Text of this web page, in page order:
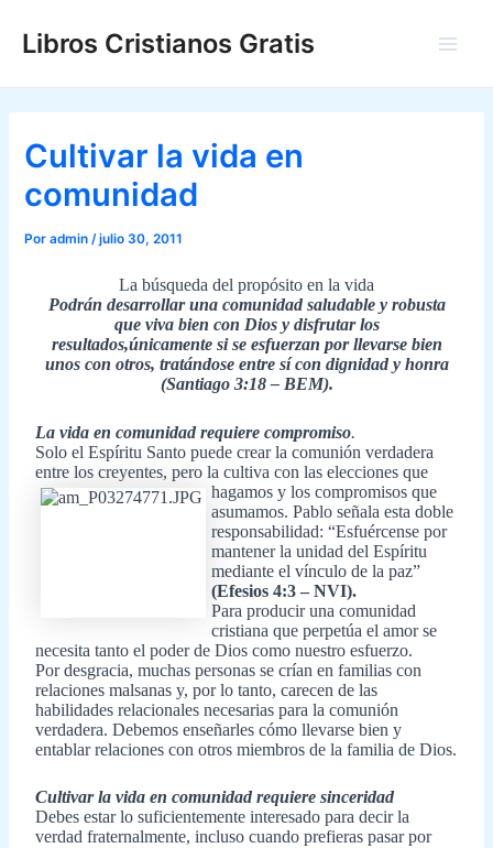
Libros Cristianos Gratis
Cultivar la vida en
comunidad
Poradmin /julio 30, 2011
La búsqueda del propósito en la vida
Podrán desarrollar una comunidad saludable y robusta
que viva bien con Dios y disfrutar los
resultados,únicamente si se esfuerzan por llevarse bien
unos con otros, tratándose entre sí con dignidad y honra
(Santiago 3:18 – BEM).
La vida en comunidad requiere compromiso.
Solo el Espíritu Santo puede crear la comunión verdadera
entre los creyentes, pero la cultiva con laselecciones que
hagamos y los compromisos que
asumamos. Pablo señala esta doble
responsabilidad: “Esfuércense por
mantener la unidad del Espíritu
mediante el vínculo de la paz”
(Efesios 4:3 – NVI).
Para producir una comunidad
cristiana que perpetúa el amor se
necesita tanto el poder de Dios como nuestro esfuerzo.
Por desgracia, muchas personas se crían en familias con
relaciones malsanas y, por lo tanto, carecen de las
habilidades relacionales necesarias para la comunión
verdadera. Debemos enseñarles cómo llevarse bien y
entablar relaciones con otros miembros de la familia de Dios.
Cultivar la vida en comunidad requiere sinceridad
Debes estar lo suficientemente interesado para decir la
verdad fraternalmente, incluso cuando prefieras pasar por